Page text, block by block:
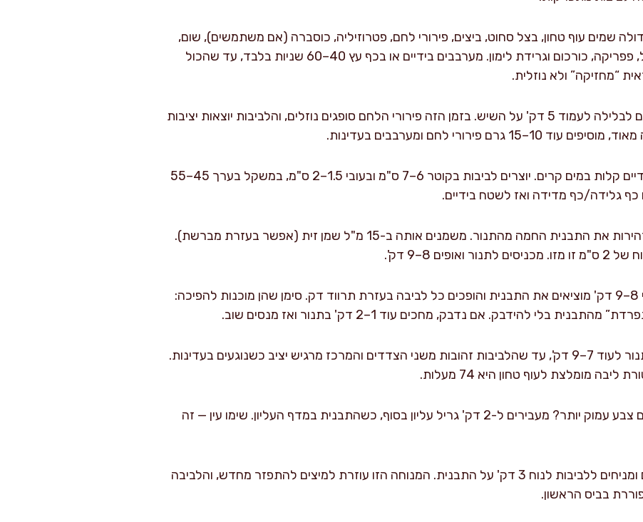
שמים עוף טחון, בצל סחוט, ביצים, פירורי לחם, פטרוזיליה, כוסברה (אם משתמשים), שום,
חרדל, שמן זית, מלח, פלפל, פפריקה, כורכום וגרידת לימון. מערבבים בידיים או בכף עץ 40–60 שניות בלבד, עד שהכול
“מחזיקה” ולא נוזלית.
נותנים מנוחה קצרה: מניחים לבלילה לעמוד 5 דק' על השיש. בזמן הזה פירורי הלחם סופגים נוזלים, והלביבות יוצאות יציבות
גרם פירורי לחם ומערבבים בעדינות.
מעצבים לביבות: מרטיבים ידיים קלות במים קרים. יוצרים לביבות בקוטר 6–7 ס"מ ובעובי 1.5–2 ס"מ, במשקל בערך 45–55
כף גלידה/כף מדידה ואז לשטח בידיים.
משמנים ואופים: מוציאים בזהירות את התבנית החמה מהתנור. משמנים אותה ב-15 מ"ל שמן זית (אפשר בעזרת מברשת).
8–9 דק'.
הופכים בצורה חכמה: אחרי 8–9 דק' מוציאים את התבנית והופכים כל לביבה בעזרת תרווד דק. סימן שהן מוכנות להפיכה:
בלי להידבק. אם נדבק, מחכים עוד 1–2 דק' בתנור ואז מנסים שוב.
מסיימים אפייה: מחזירים לתנור לעוד 7–9 דק', עד שהלביבות זהובות משני הצדדים והמרכז מרגיש יציב כשנוגעים בעדינות.
מומלצת לעוף טחון היא 74 מעלות.
השחמה אופציונלית: אוהבים צבע עמוק יותר? מעבירים ל-2 דק' גריל עליון בסוף, כשהתבנית במדף העליון. שימו עין — זה
מנוחה לפני הגשה: מוציאים ומניחים ללביבות לנוח 3 דק' על התבנית. המנוחה הזו עוזרת למיצים להתפזר מחדש, והלביבה
בביס הראשון.